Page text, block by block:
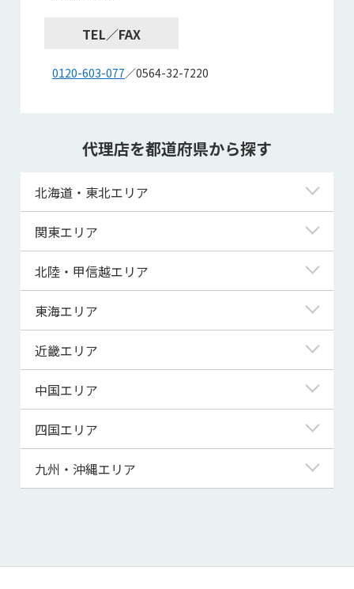
TEL／FAX
0120-603-077／0564-32-7220
代理店を都道府県から探す
北海道・東北エリア
北海道
青森県
宮城県
秋田県
山形県
関東エリア
東京都
神奈川県
埼玉県
千葉県
茨城県
群馬県
北陸・甲信越エリア
新潟県
富山県
福井県
山梨県
長野県
東海エリア
岐阜県
静岡県
三重県
近畿エリア
滋賀県
京都府
大阪府
兵庫県
和歌山県
中国エリア
鳥取県
島根県
山口県
四国エリア
徳島県
高知県
九州・沖縄エリア